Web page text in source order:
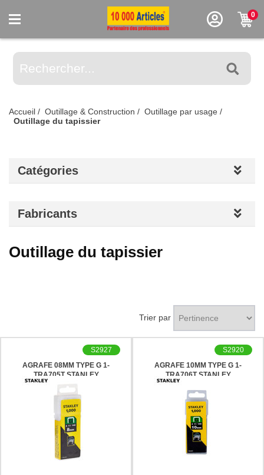
0
Accueil / Outillage & Construction / Outillage par usage /
Outillage du tapissier
Catégories
Fabricants
Outillage du tapissier
Trier par
AGRAFE 08MM TYPE G 1-
TRA705T STANLEY
S2927
AGRAFE 10MM TYPE G 1-
TRA706T STANLEY
S2920